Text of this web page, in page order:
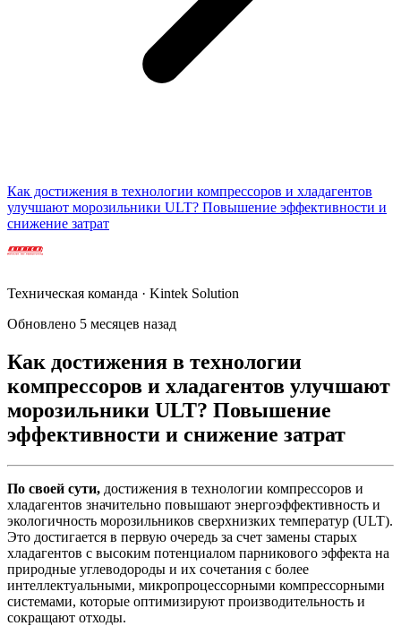
Как достижения в технологии компрессоров и хладагентов
улучшают морозильники ULT? Повышение эффективности и
снижение затрат
Техническая команда · Kintek Solution
Обновлено 5 месяцев назад
Как достижения в технологии
компрессоров и хладагентов улучшают
морозильники ULT? Повышение
эффективности и снижение затрат
По своей сути, достижения в технологии компрессоров и
хладагентов значительно повышают энергоэффективность и
экологичность морозильников сверхнизких температур (ULT).
Это достигается в первую очередь за счет замены старых
хладагентов с высоким потенциалом парникового эффекта на
природные углеводороды и их сочетания с более
интеллектуальными, микропроцессорными компрессорными
системами, которые оптимизируют производительность и
сокращают отходы.